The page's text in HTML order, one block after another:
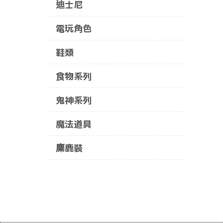
迪士尼
電玩角色
鞋類
食物系列
鬼神系列
魔法道具
麋鹿裝